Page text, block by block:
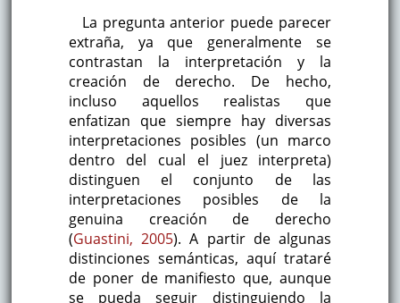
La pregunta anterior puede parecer
extraña, ya que generalmente se
contrastan la interpretación y la
creación de derecho. De hecho,
incluso aquellos realistas que
enfatizan que siempre hay diversas
interpretaciones posibles (un marco
dentro del cual el juez interpreta)
distinguen el conjunto de las
interpretaciones posibles de la
genuina creación de derecho
(Guastini, 2005). A partir de algunas
distinciones semánticas, aquí trataré
de poner de manifiesto que, aunque
se pueda seguir distinguiendo la